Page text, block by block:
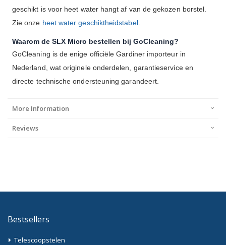
geschikt is voor heet water hangt af van de gekozen borstel.
Zie onze heet water geschiktheidstabel.
Waarom de SLX Micro bestellen bij GoCleaning?
GoCleaning is de enige officiële Gardiner importeur in
Nederland, wat originele onderdelen, garantieservice en
directe technische ondersteuning garandeert.
More Information
Reviews
Bestsellers
Telescoopstelen